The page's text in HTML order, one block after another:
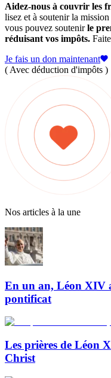
Aidez-nous à couvrir les
lisez et à soutenir la
vous pouvez soutenirle
réduisant vos impôts.
Je fais un don maintenant
( Avec déduction d'impôts )
Nos articles à la une
En un an, Léon XIV
pontificat
Les prières de Léon
Christ